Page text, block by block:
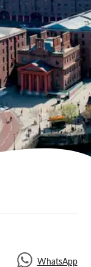
WhatsApp